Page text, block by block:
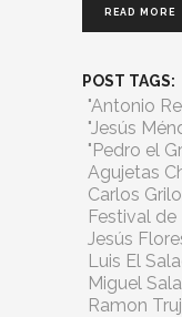
READ MORE
POST TAGS:
"Antonio
"Jesús
"Pedro el
Agujetas
Carlos Grilo
Festival
Jesús
Luis El
Miguel
Ramon